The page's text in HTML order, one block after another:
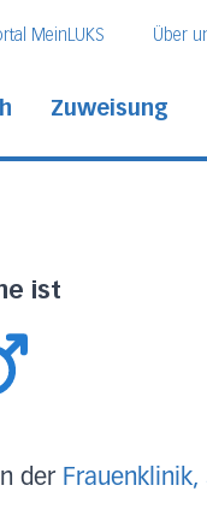
MeinLUKS Über
Zuweisung
ist
der Frauenklinik,